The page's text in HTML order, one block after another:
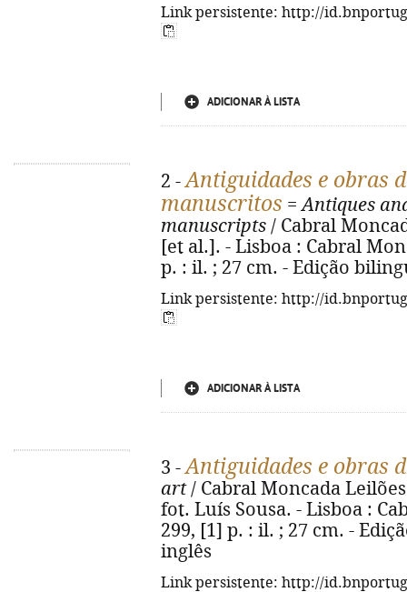
Link persistente: http://
ADICIONAR À LISTA
2 -Antiguidades e obras
manuscritos =Antiques
manuscripts / Cabral
[et al.]. - Lisboa : Cabral
p. : il. ; 27 cm. - Edição
Link persistente: http://
ADICIONAR À LISTA
3 -Antiguidades e obras
art/ Cabral Moncada
fot. Luís Sousa. - Lisboa :
299, [1] p. : il. ; 27 cm. -
inglês
Link persistente: http://